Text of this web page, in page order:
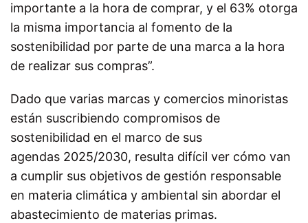
importante a la hora de comprar, y el 63% otorga
la misma importancia al fomento de la
sostenibilidad por parte de una marca a la hora
de realizar sus compras”.
Dado que varias marcas y comercios minoristas
están suscribiendo compromisos de
sostenibilidad en el marco de sus
agendas 2025/2030, resulta difícil ver cómo van
a cumplir sus objetivos de gestión responsable
en materia climática y ambiental sin abordar el
abastecimiento de materias primas.